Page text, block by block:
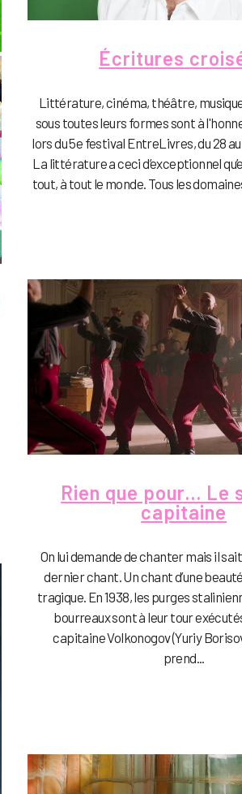
Écritures
Littérature, cinéma, théâtre,
sous toutes leurs formes sont à
lors du 5e festival EntreLivres, du 28
La littérature a ceci d’exceptionnel
tout, à tout le monde. Tous les
Rien que pour… Le
capitaine
On lui demande de chanter mais il
dernier chant. Un chant d’une
tragique. En 1938, les purges
bourreaux sont à leur tour exécutés.
capitaine Volkonogov (Yuriy
prend...